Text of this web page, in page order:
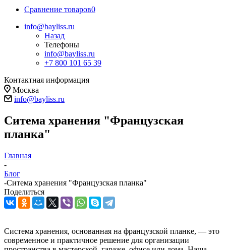
Сравнение товаров0
info@bayliss.ru
Назад
Телефоны
info@bayliss.ru
+7 800 101 65 39
Контактная информация
Москва
info@bayliss.ru
Ситема хранения "Французская
планка"
Главная
-
Блог
-Ситема хранения "Французская планка"
Поделиться
Система хранения, основанная на французской планке, — это
современное и практичное решение для организации